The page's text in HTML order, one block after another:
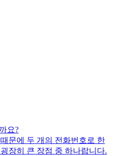
요?
문에 두 개의 전화번호로 한
장히 큰 장점 중 하나랍니다.